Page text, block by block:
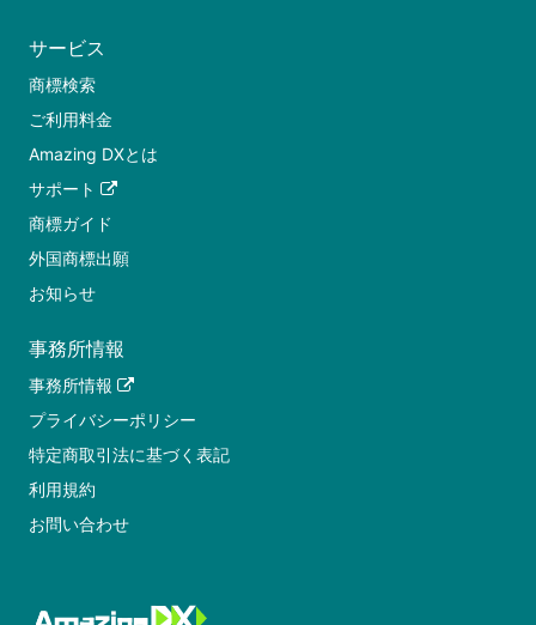
サービス
商標検索
ご利用料金
Amazing DXとは
サポート
商標ガイド
外国商標出願
お知らせ
事務所情報
事務所情報
プライバシーポリシー
特定商取引法に基づく表記
利用規約
お問い合わせ